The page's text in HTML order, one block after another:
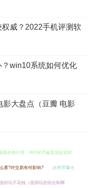
威？2022手机评测软
win10系统如何优化
影大盘点（豆瓣 电影
新价格行情，MASK币最新消息实时
看?对交易有何影响? 比特币爆仓
好玩不花钱（值得玩的回合制网